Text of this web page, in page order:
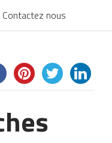
Contactez nous